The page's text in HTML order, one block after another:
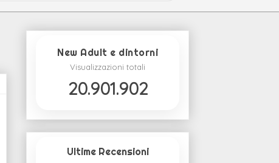
New Adult e dintorni
Visualizzazioni totali
20.901.902
Ultime Recensioni